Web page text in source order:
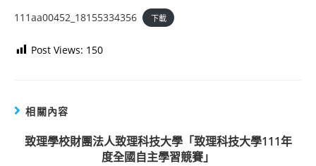
111aa00452_18155334356 下載
Post Views: 150
相關內容
致理學校財團法人致理科技大學「致理科技大學111年
度全國自主學習競賽」